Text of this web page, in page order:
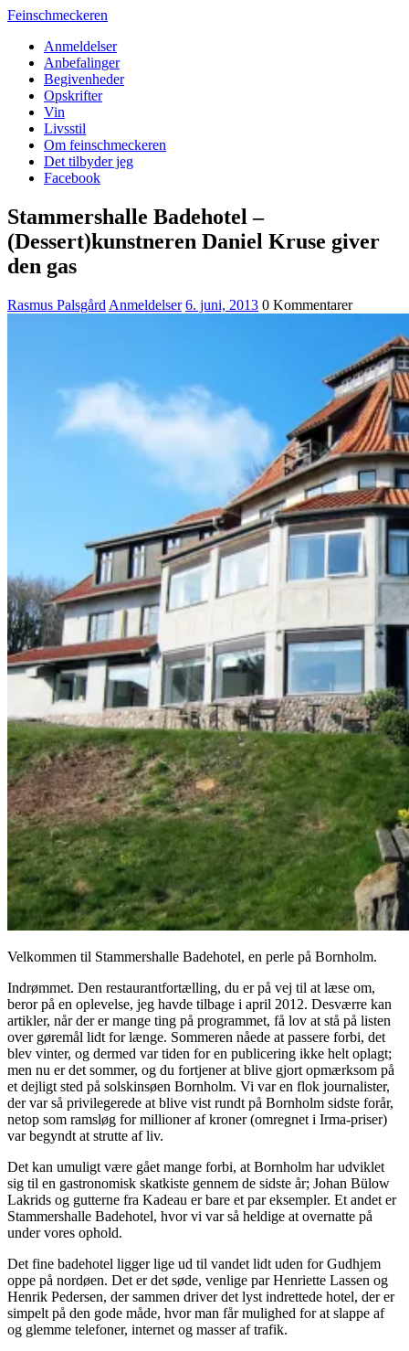
Feinschmeckeren
Anmeldelser
Anbefalinger
Begivenheder
Opskrifter
Vin
Livsstil
Om feinschmeckeren
Det tilbyder jeg
Facebook
Stammershalle Badehotel –
(Dessert)kunstneren Daniel Kruse giver
den gas
Rasmus Palsgård Anmeldelser 6. juni, 2013 0 Kommentarer
Velkommen til Stammershalle Badehotel, en perle på Bornholm.
Indrømmet. Den restaurantfortælling, du er på vej til at læse om,
beror på en oplevelse, jeg havde tilbage i april 2012. Desværre kan
artikler, når der er mange ting på programmet, få lov at stå på listen
over gøremål lidt for længe. Sommeren nåede at passere forbi, det
blev vinter, og dermed var tiden for en publicering ikke helt oplagt;
men nu er det sommer, og du fortjener at blive gjort opmærksom på
et dejligt sted på solskinsøen Bornholm. Vi var en flok journalister,
der var så privilegerede at blive vist rundt på Bornholm sidste forår,
netop som ramsløg for millioner af kroner (omregnet i Irma-priser)
var begyndt at strutte af liv.
Det kan umuligt være gået mange forbi, at Bornholm har udviklet
sig til en gastronomisk skatkiste gennem de sidste år; Johan Bülow
Lakrids og gutterne fra Kadeau er bare et par eksempler. Et andet er
Stammershalle Badehotel, hvor vi var så heldige at overnatte på
under vores ophold.
Det fine badehotel ligger lige ud til vandet lidt uden for Gudhjem
oppe på nordøen. Det er det søde, venlige par Henriette Lassen og
Henrik Pedersen, der sammen driver det lyst indrettede hotel, der er
simpelt på den gode måde, hvor man får mulighed for at slappe af
og glemme telefoner, internet og masser af trafik.